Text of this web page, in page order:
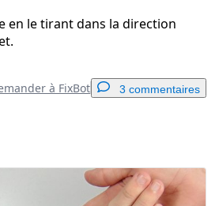
en le tirant dans la direction
à FixBot 3 commentaires